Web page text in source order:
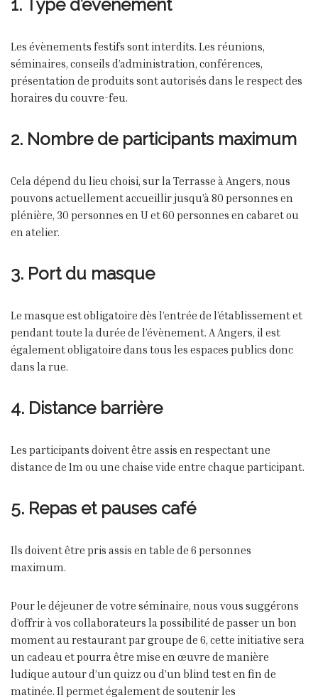
1. Type d’évènement
Les évènements festifs sont interdits. Les réunions,
séminaires, conseils d’administration, conférences,
présentation de produits sont autorisés dans le respect des
horaires du couvre-feu.
2. Nombre de participants maximum
Cela dépend du lieu choisi, sur la Terrasse à Angers, nous
pouvons actuellement accueillir jusqu’à 80 personnes en
plénière, 30 personnes en U et 60 personnes en cabaret ou
en atelier.
3. Port du masque
Le masque est obligatoire dès l’entrée de l’établissement et
pendant toute la durée de l’évènement. A Angers, il est
également obligatoire dans tous les espaces publics donc
dans la rue.
4. Distance barrière
Les participants doivent être assis en respectant une
distance de 1m ou une chaise vide entre chaque participant.
5. Repas et pauses café
Ils doivent être pris assis en table de 6 personnes
maximum.
Pour le déjeuner de votre séminaire, nous vous suggérons
d’offrir à vos collaborateurs la possibilité de passer un bon
moment au restaurant par groupe de 6, cette initiative sera
un cadeau et pourra être mise en œuvre de manière
ludique autour d’un quizz ou d’un blind test en fin de
matinée. Il permet également de soutenir les